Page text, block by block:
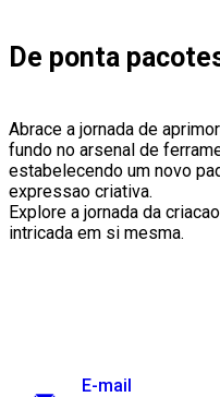
De ponta
Abrace a jornada de
fundo no arsenal de
estabelecendo um novo
expressao criativa.
Explore a jornada da
intricada em si mesma.
E-mail